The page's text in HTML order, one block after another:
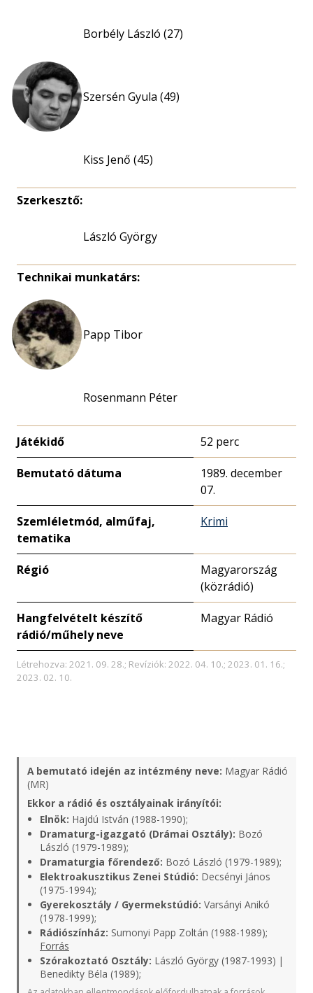
Borbély László (27)
Szersén Gyula (49)
Kiss Jenő (45)
Szerkesztő:
László György
Technikai munkatárs:
Papp Tibor
Rosenmann Péter
Játékidő 52 perc
Bemutató dátuma
1989. december
07.
Szemléletmód, alműfaj,
tematika
Krimi
Régió
Magyarország
(közrádió)
Hangfelvételt készítő
rádió/műhely neve
Magyar Rádió
Létrehozva: 2021. 09. 28.; Revíziók: 2022. 04. 10.; 2023. 01. 16.;
2023. 02. 10.
A bemutató idején az intézmény neve: Magyar Rádió
(MR)
Ekkor a rádió és osztályainak irányítói:
Elnök: Hajdú István (1988-1990);
Dramaturg-igazgató (Drámai Osztály): Bozó
László (1979-1989);
Dramaturgia főrendező: Bozó László (1979-1989);
Elektroakusztikus Zenei Stúdió: Decsényi János
(1975-1994);
Gyerekosztály / Gyermekstúdió: Varsányi Anikó
(1978-1999);
Rádiószínház: Sumonyi Papp Zoltán (1988-1989);
Forrás
Szórakoztató Osztály: László György (1987-1993) |
Benedikty Béla (1989);